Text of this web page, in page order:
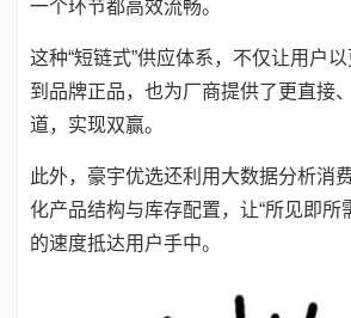
一个环节都高效流畅。
这种“短链式”供应体系，不仅让用户
到品牌正品，也为厂商提供了更直接
道，实现双赢。
此外，豪宇优选还利用大数据分析消
化产品结构与库存配置，让“所见即所
的速度抵达用户手中。